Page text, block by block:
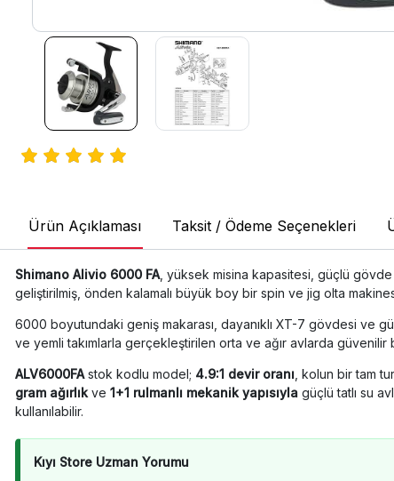
Ürün Açıklaması Taksit / Ödeme Seçenekleri
Shimano Alivio 6000 FA, yüksek misina kapasitesi, güçlü gövde
geliştirilmiş, önden kalamalı büyük boy bir spin ve jig olta
6000 boyutundaki geniş makarası, dayanıklı XT-7 gövdesi ve
ve yemli takımlarla gerçekleştirilen orta ve ağır avlarda güvenilir
ALV6000FAstok kodlu model; 4.9:1 devir oranı , kolun bir tam
gram ağırlıkve 1+1 rulmanlı mekanik yapısıyla güçlü tatlı su
kullanılabilir.
Kıyı Store Uzman Yorumu